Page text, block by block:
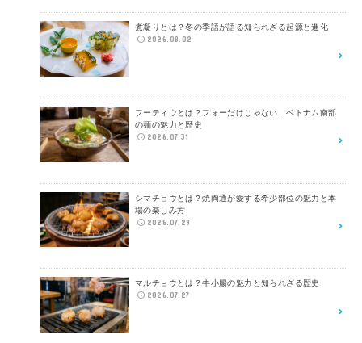
煮凝りとは？冬の季語が語る知られざる起源と進化
2026.08.02
フーティウとは？フォーだけじゃない、ベトナム南部
の麺の魅力と歴史
2026.07.31
シマチョウとは？焼肉通が愛する希少部位の魅力と本
場の楽しみ方
2026.07.29
マルチョウとは？牛小腸の魅力と知られざる歴史
2026.07.27